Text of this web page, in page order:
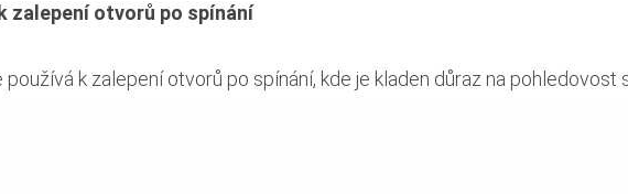
zalepení otvorů po spínání
používá k zalepení otvorů po spínání, kde je kladen důraz na pohledovost